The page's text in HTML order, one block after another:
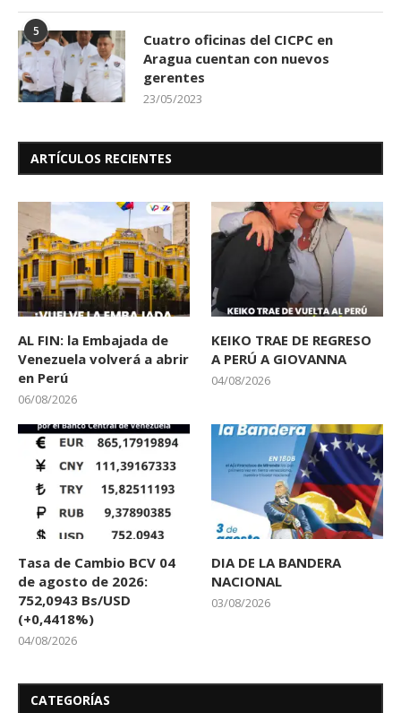
5
Cuatro oficinas del CICPC en
Aragua cuentan con nuevos
gerentes
23/05/2023
ARTÍCULOS RECIENTES
AL FIN: la Embajada de
Venezuela volverá a abrir
en Perú
06/08/2026
KEIKO TRAE DE REGRESO
A PERÚ A GIOVANNA
04/08/2026
Tasa de Cambio BCV 04
de agosto de 2026:
752,0943 Bs/USD
(+0,4418%)
04/08/2026
DIA DE LA BANDERA
NACIONAL
03/08/2026
CATEGORÍAS